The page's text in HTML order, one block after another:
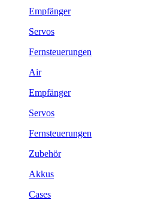
Empfänger
Servos
Fernsteuerungen
Air
Empfänger
Servos
Fernsteuerungen
Zubehör
Akkus
Cases